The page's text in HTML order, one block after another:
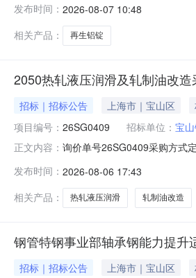
发布时间： 2026-08-07 10:48
相关产品：
再生铝锭
2050热轧液压润滑及轧制油改
招标｜招标公告 上海市｜宝山区
项目编号： 26SG0409 招标单位： 宝
正文内容： 询价单号26SG0409采购方式
支撑辊平衡液压阀台；改造2#
发布时间： 2026-08-06 17:43
相关产品：
热轧液压润滑 轧制油改造
钢管特钢事业部轴承钢能力提
招标｜招标公告 上海市｜宝山区